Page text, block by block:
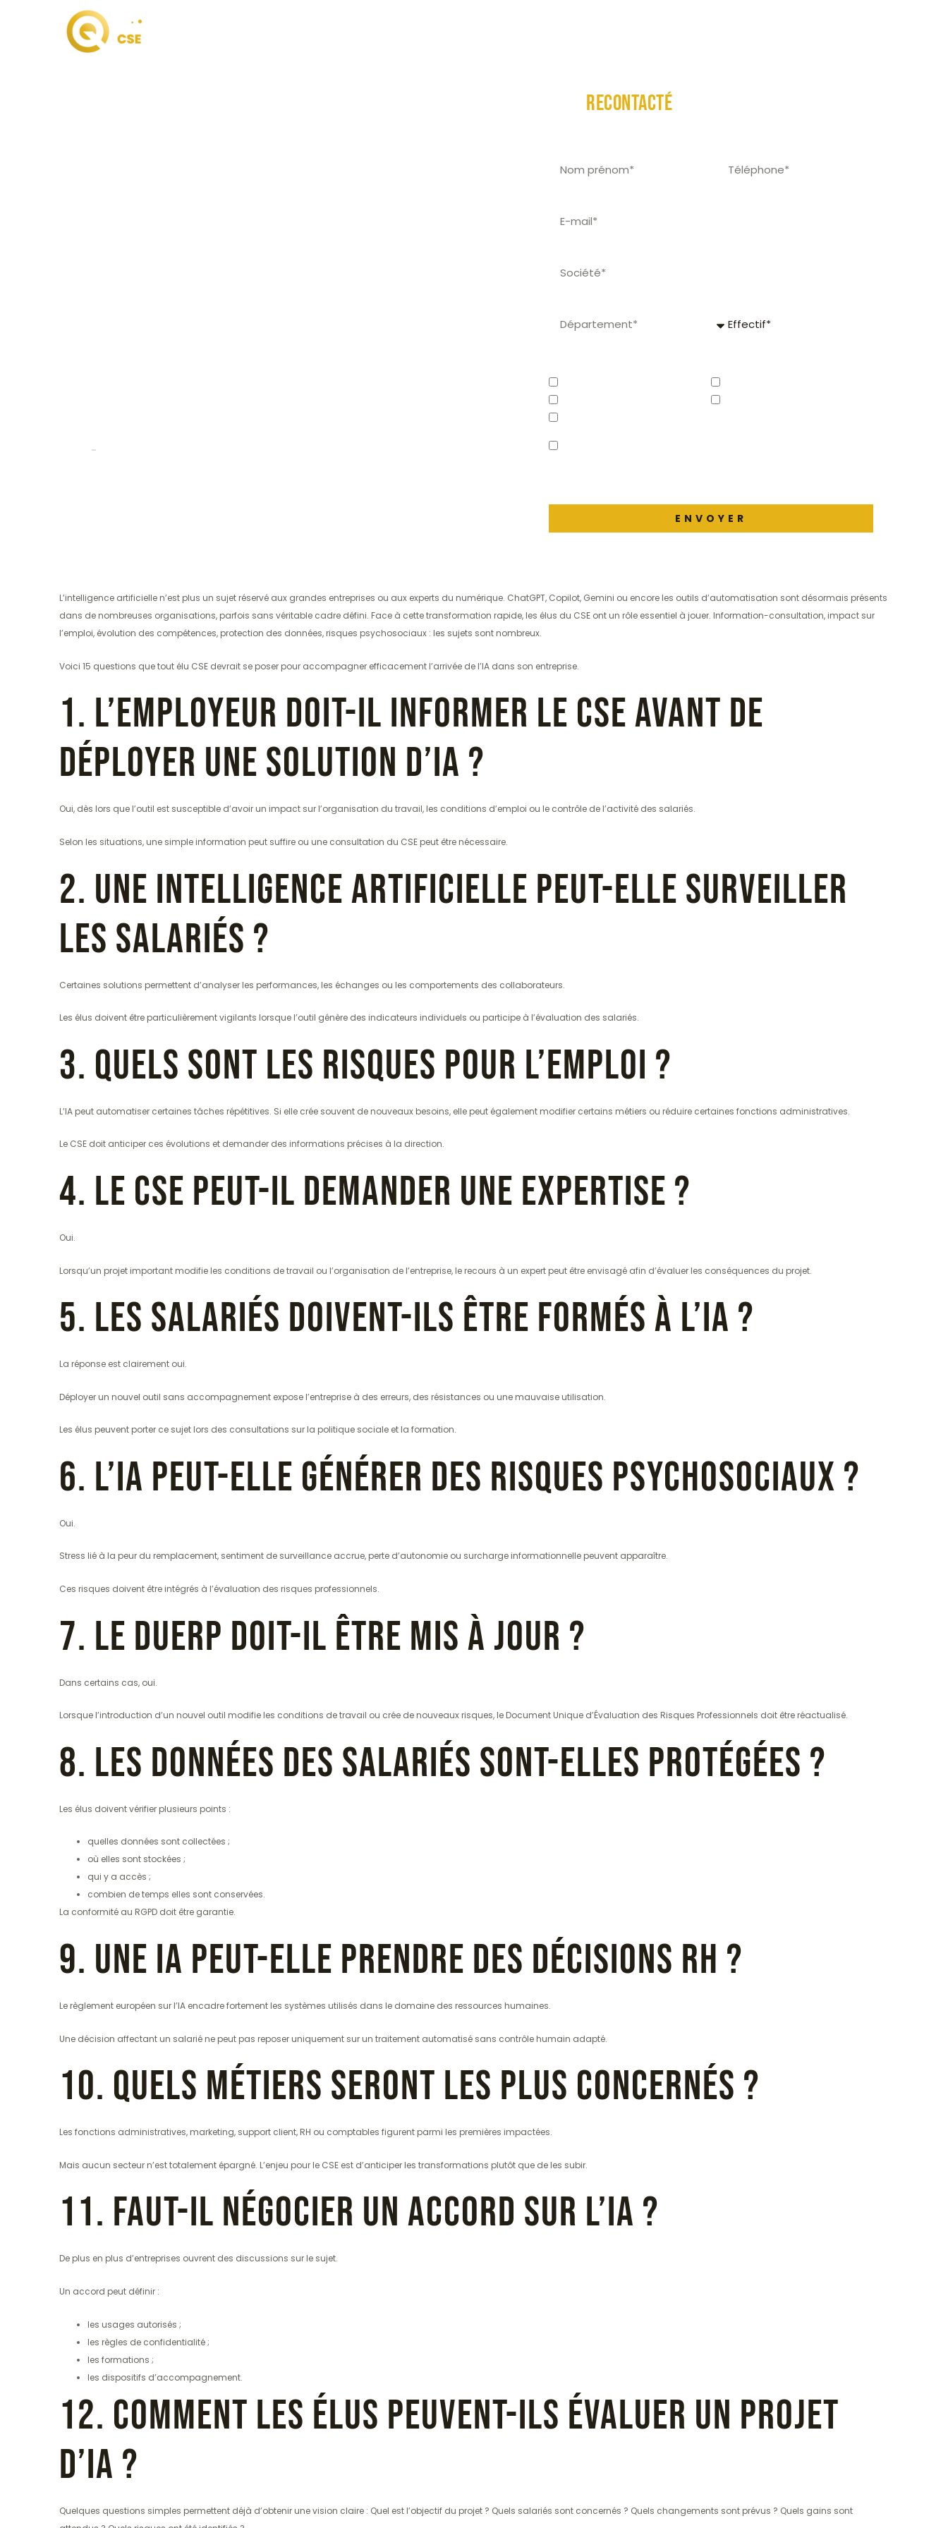
recontacté
Effectif
Logiciel CSE
Site & Appli mobile
Comptabilité
Chèques-cadeaux
Billetterie
ENVOYER
L’intelligence artificielle n’est plus un sujet réservé aux grandes entreprises ou aux experts du numérique. ChatGPT, Copilot, Gemini ou encore les outils d’automatisation sont désormais présents
dans de nombreuses organisations, parfois sans véritable cadre défini. Face à cette transformation rapide, les élus du CSE ont un rôle essentiel à jouer. Information-consultation, impact sur
l’emploi, évolution des compétences, protection des données, risques psychosociaux : les sujets sont nombreux.
Voici 15 questions que tout élu CSE devrait se poser pour accompagner efficacement l’arrivée de l’IA dans son entreprise.
1. L’employeur doit-il informer le CSE avant de
déployer une solution d’IA ?
Oui, dès lors que l’outil est susceptible d’avoir un impact sur l’organisation du travail, les conditions d’emploi ou le contrôle de l’activité des salariés.
Selon les situations, une simple information peut suffire ou une consultation du CSE peut être nécessaire.
2. Une intelligence artificielle peut-elle surveiller
les salariés ?
Certaines solutions permettent d’analyser les performances, les échanges ou les comportements des collaborateurs.
Les élus doivent être particulièrement vigilants lorsque l’outil génère des indicateurs individuels ou participe à l’évaluation des salariés.
3. Quels sont les risques pour l’emploi ?
L’IA peut automatiser certaines tâches répétitives. Si elle crée souvent de nouveaux besoins, elle peut également modifier certains métiers ou réduire certaines fonctions administratives.
Le CSE doit anticiper ces évolutions et demander des informations précises à la direction.
4. Le CSE peut-il demander une expertise ?
Oui.
Lorsqu’un projet important modifie les conditions de travail ou l’organisation de l’entreprise, le recours à un expert peut être envisagé afin d’évaluer les conséquences du projet.
5. Les salariés doivent-ils être formés à l’IA ?
La réponse est clairement oui.
Déployer un nouvel outil sans accompagnement expose l’entreprise à des erreurs, des résistances ou une mauvaise utilisation.
Les élus peuvent porter ce sujet lors des consultations sur la politique sociale et la formation.
6. L’IA peut-elle générer des risques psychosociaux ?
Oui.
Stress lié à la peur du remplacement, sentiment de surveillance accrue, perte d’autonomie ou surcharge informationnelle peuvent apparaître.
Ces risques doivent être intégrés à l’évaluation des risques professionnels.
7. Le DUERP doit-il être mis à jour ?
Dans certains cas, oui.
Lorsque l’introduction d’un nouvel outil modifie les conditions de travail ou crée de nouveaux risques, le Document Unique d’Évaluation des Risques Professionnels doit être réactualisé.
8. Les données des salariés sont-elles protégées ?
Les élus doivent vérifier plusieurs points :
quelles données sont collectées ;
où elles sont stockées ;
qui y a accès ;
combien de temps elles sont conservées.
La conformité au RGPD doit être garantie.
9. Une IA peut-elle prendre des décisions RH ?
Le règlement européen sur l’IA encadre fortement les systèmes utilisés dans le domaine des ressources humaines.
Une décision affectant un salarié ne peut pas reposer uniquement sur un traitement automatisé sans contrôle humain adapté.
10. Quels métiers seront les plus concernés ?
Les fonctions administratives, marketing, support client, RH ou comptables figurent parmi les premières impactées.
Mais aucun secteur n’est totalement épargné. L’enjeu pour le CSE est d’anticiper les transformations plutôt que de les subir.
11. Faut-il négocier un accord sur l’IA ?
De plus en plus d’entreprises ouvrent des discussions sur le sujet.
Un accord peut définir :
les usages autorisés ;
les règles de confidentialité ;
les formations ;
les dispositifs d’accompagnement.
12. Comment les élus peuvent-ils évaluer un projet
d’IA ?
Quelques questions simples permettent déjà d’obtenir une vision claire : Quel est l’objectif du projet ? Quels salariés sont concernés ? Quels changements sont prévus ? Quels gains sont